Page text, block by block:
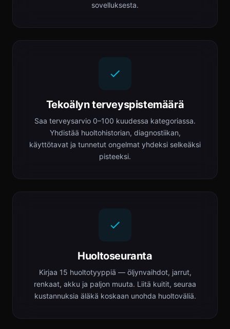
sovelluksesta.
Tekoälyn terveyspistemäärä
Saa terveysarvio 0–100 kuudessa kategoriassa.
Yhdistää huoltohistorian, diagnostiikan,
käyttötavat ja tunnetut ongelmat yhdeksi selkeäksi
pisteeksi.
Huoltoseuranta
Kirjaa 15 huoltotyyppiä — öljynvaihdot, jarrut,
renkaat, akku ja paljon muuta. Liitä kuitit, seuraa
kustannuksia äläkä koskaan unohda huoltoväliä.